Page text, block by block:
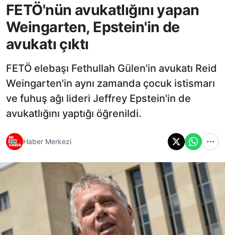
FETÖ'nün avukatlığını yapan
Weingarten, Epstein'in de
avukatı çıktı
FETÖ elebaşı Fethullah Gülen'in avukatı Reid
Weingarten'in aynı zamanda çocuk istismarı
ve fuhuş ağı lideri Jeffrey Epstein'in de
avukatlığını yaptığı öğrenildi.
Haber Merkezi